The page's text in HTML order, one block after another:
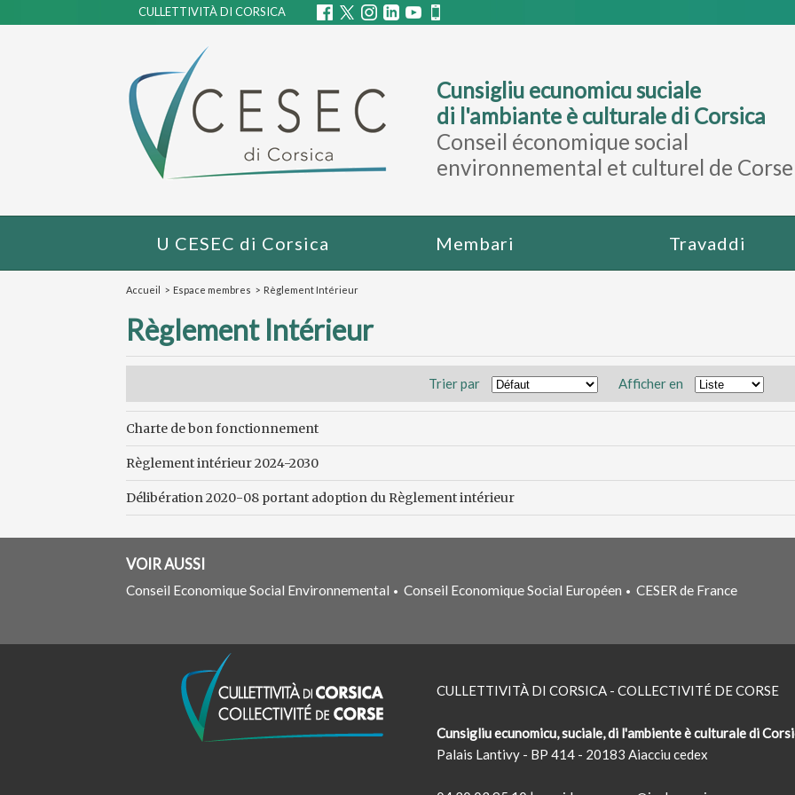
CULLETTIVITÀ DI CORSICA
Cunsigliu ecunomicu suciale
di l'ambiante è culturale di Corsica
Conseil économique social
environnemental et culturel de Corse
U CESEC di Corsica Membari Travaddi
Accueil > Espace membres > Règlement Intérieur
Règlement Intérieur
Trier par Afficher en
Charte de bon fonctionnement
Règlement intérieur 2024-2030
Délibération 2020-08 portant adoption du Règlement intérieur
VOIR AUSSI
Conseil Economique Social Environnemental • Conseil Economique Social Européen • CESER de France
CULLETTIVITÀ DI CORSICA - COLLECTIVITÉ DE CORSE
Cunsigliu ecunomicu, suciale, di l'ambiente è culturale di
Palais Lantivy - BP 414 - 20183 Aiacciu cedex